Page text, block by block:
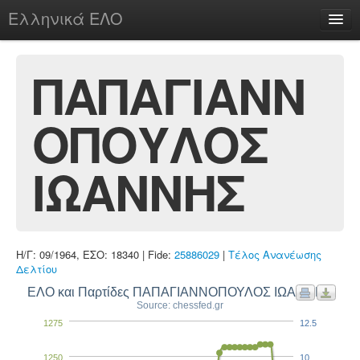
Ελληνικά ΕΛΟ
chesstu.be @ discord
Login
ΠΑΠΑΓΙΑΝΝ
ΟΠΟΥΛΟΣ
ΙΩΑΝΝΗΣ
Η/Γ: 09/1964, ΕΣΟ: 18340 | Fide: 25886029 | Τέλος Ανανέωσης
Δελτίου
ΕΛΟ και Παρτίδες ΠΑΠΑΓΙΑΝΝΟΠΟΥΛΟΣ ΙΩΑΝΝΗΣ
Source: chessfed.gr
1250
1275
10
12.5